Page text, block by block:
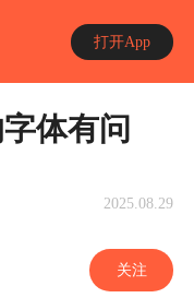
打开App
体有问
2025.08.29
关注